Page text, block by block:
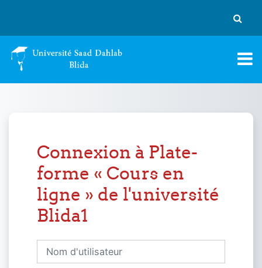
Connexion à Plate-
forme « Cours en
ligne » de l'université
Blida1
Nom d'utilisateur